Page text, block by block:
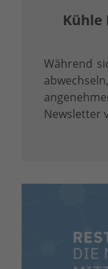
Während
Newsletter